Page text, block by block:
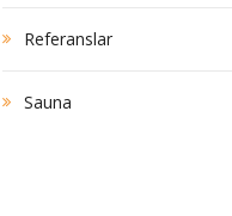
Referanslar
Sauna